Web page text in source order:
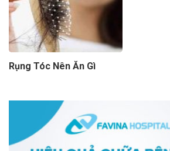
Rụng Tóc Nên Ăn Gì